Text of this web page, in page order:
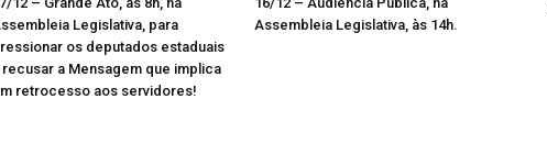
Legislativa, para
os deputados estaduais
recusar a Mensagem que implica
retrocesso aos servidores!
Assembleia Legislativa, às 14h.